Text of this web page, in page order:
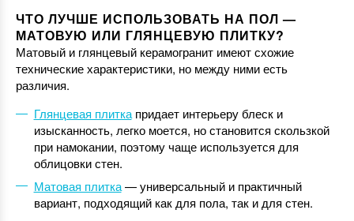
ЧТО ЛУЧШЕ ИСПОЛЬЗОВАТЬ НА ПОЛ —
МАТОВУЮ ИЛИ ГЛЯНЦЕВУЮ ПЛИТКУ?
Матовый и глянцевый керамогранит имеют схожие
технические характеристики, но между ними есть
различия.
Глянцевая плиткапридает интерьеру блеск и
изысканность, легко моется, но становится скользкой
при намокании, поэтому чаще используется для
облицовки стен.
Матовая плитка— универсальный и практичный
вариант, подходящий как для пола, так и для стен.